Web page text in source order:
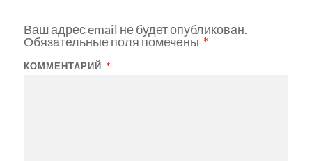
Ваш адрес email не будет опубликован.
Обязательные поля помечены *
КОММЕНТАРИЙ *